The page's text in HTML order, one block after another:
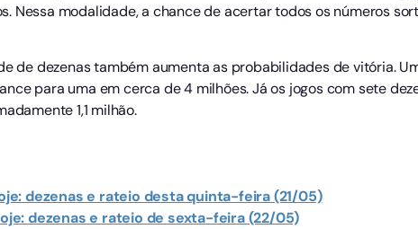
Nessa modalidade, a chance de acertar todos os números
de dezenas também aumenta as probabilidades de vitória.
para uma em cerca de 4 milhões. Já os jogos com sete
1,1 milhão.
dezenas e rateio desta quinta-feira (21/05)
dezenas e rateio de sexta-feira (22/05)